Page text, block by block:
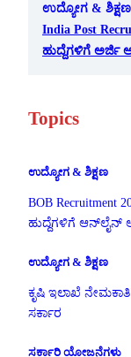
ಉದ್ಯೋಗ & ಶಿಕ್ಷಣ
India Post
ಹುದ್ದೆಗಳಿಗೆ ಅರ್ಜಿ
Topics
ಉದ್ಯೋಗ & ಶಿಕ್ಷಣ
BOB Recruitment
ಹುದ್ದೆಗಳಿಗೆ ಆನ್‌ಲೈನ್
ಉದ್ಯೋಗ & ಶಿಕ್ಷಣ
ಕೃಷಿ ಇಲಾಖೆ
ಸರ್ಕಾರ
ಸರ್ಕಾರಿ ಯೋಜನೆಗಳು